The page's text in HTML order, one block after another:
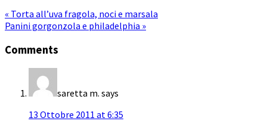
« Torta all’uva fragola, noci e marsala
Panini gorgonzola e philadelphia »
Comments
saretta m. says
13 Ottobre 2011 at 6:35